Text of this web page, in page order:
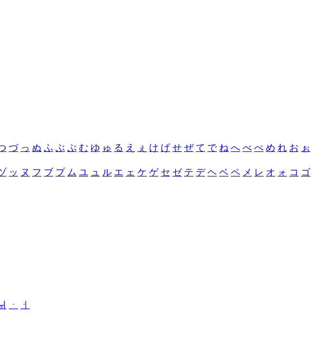
づ っ ぬ ふ ぶ ぷ む ゆ ゅ る え ぇ け げ せ ぜ て で ね へ べ ぺ め れ お ぉ
ッ ヌ フ ブ プ ム ユ ュ ル エ ェ ケ ゲ セ ゼ テ デ ヘ ベ ペ メ レ オ ォ コ ゴ
ㆍ
ㆎ